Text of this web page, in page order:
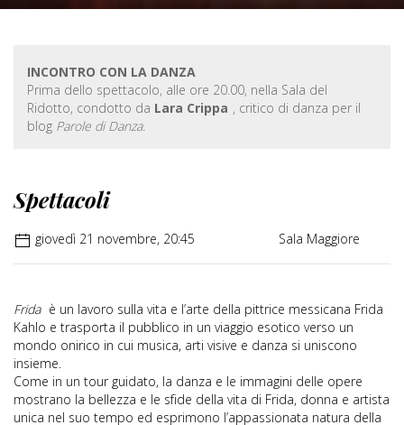
INCONTRO CON LA DANZA
Prima dello spettacolo, alle ore 20.00, nella Sala del
Ridotto, condotto da Lara Crippa , critico di danza per il
blog Parole di Danza.
Spettacoli
giovedì 21 novembre, 20:45 Sala Maggiore
Frida è un lavoro sulla vita e l’arte della pittrice messicana Frida
Kahlo e trasporta il pubblico in un viaggio esotico verso un
mondo onirico in cui musica, arti visive e danza si uniscono
insieme.
Come in un tour guidato, la danza e le immagini delle opere
mostrano la bellezza e le sfide della vita di Frida, donna e artista
unica nel suo tempo ed esprimono l’appassionata natura della